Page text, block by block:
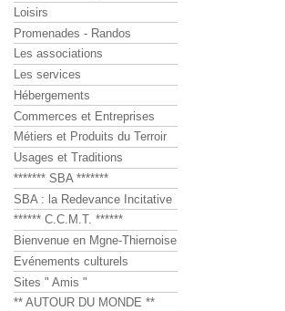
Loisirs
Promenades - Randos
Les associations
Les services
Hébergements
Commerces et Entreprises
Métiers et Produits du Terroir
Usages et Traditions
******* SBA *******
SBA : la Redevance Incitative
****** C.C.M.T. ******
Bienvenue en Mgne-Thiernoise
Evénements culturels
Sites " Amis "
** AUTOUR DU MONDE **